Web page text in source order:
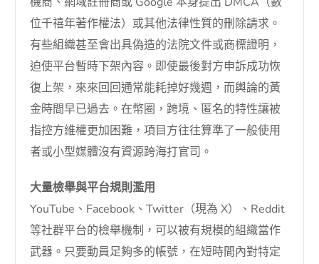
位千禧年著作權法）或其他法律性質的刪除請求。
有些組織甚至會出具偽造的法院文件或商標證明，
迫使平台暫時下架內容。即使最後對方申訴成功恢
復上架，來來回回通常能耗掉好幾週，而輿論的黃
金時間早已過去。在幣圈，跨境、匿名的特性讓被
指控方維權更加困難，項目方往往算準了一般使用
者或小型媒體沒有資源跨海打官司。
大量檢舉與平台規則濫用
YouTube、Facebook、Twitter（現為 X）、Reddit
等社群平台的檢舉機制，可以被有規模的組織當作
武器。只要動員足夠多的帳號，在短時間內對特定